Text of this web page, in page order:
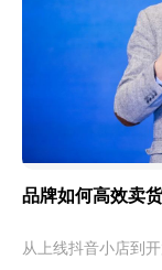
品牌如何高效卖